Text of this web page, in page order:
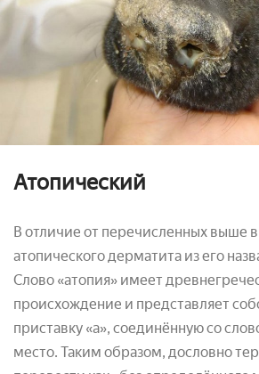
Атопический
В отличие от перечисленных выше
атопического дерматита из его
Слово «атопия» имеет
происхождение и представляет
приставку «а», соединённую со
место. Таким образом, дословно